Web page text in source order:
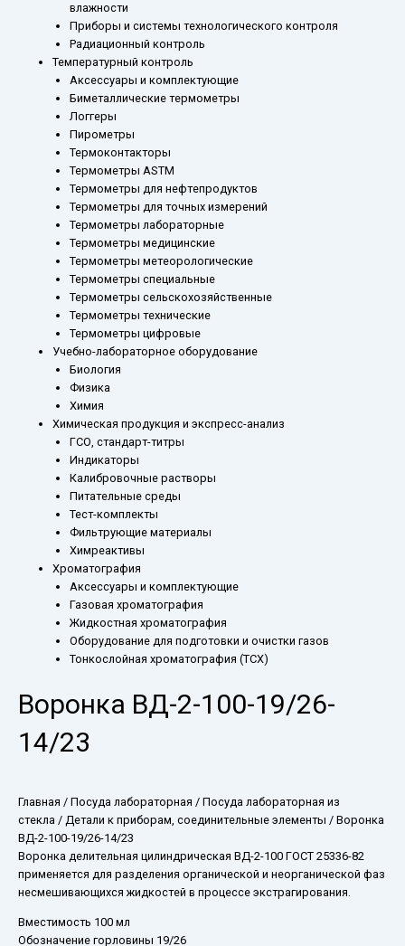
влажности
Приборы и системы технологического контроля
Радиационный контроль
Температурный контроль
Аксессуары и комплектующие
Биметаллические термометры
Логгеры
Пирометры
Термоконтакторы
Термометры ASTM
Термометры для нефтепродуктов
Термометры для точных измерений
Термометры лабораторные
Термометры медицинские
Термометры метеорологические
Термометры специальные
Термометры сельскохозяйственные
Термометры технические
Термометры цифровые
Учебно-лабораторное оборудование
Биология
Физика
Химия
Химическая продукция и экспресс-анализ
ГСО, стандарт-титры
Индикаторы
Калибровочные растворы
Питательные среды
Тест-комплекты
Фильтрующие материалы
Химреактивы
Хроматография
Аксессуары и комплектующие
Газовая хроматография
Жидкостная хроматография
Оборудование для подготовки и очистки газов
Тонкослойная хроматография (ТСХ)
Воронка ВД-2-100-19/26-
14/23
Главная / Посуда лабораторная / Посуда лабораторная из
стекла / Детали к приборам, соединительные элементы / Воронка
ВД-2-100-19/26-14/23
Воронка делительная цилиндрическая ВД-2-100 ГОСТ 25336-82
применяется для разделения органической и неорганической фаз
несмешивающихся жидкостей в процессе экстрагирования.
Вместимость 100 мл
Обозначение горловины 19/26